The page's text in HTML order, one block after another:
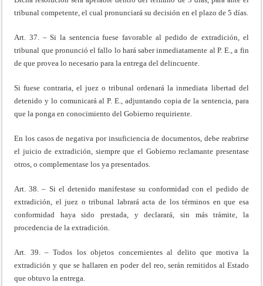
tribunal competente, el cual pronunciará su decisión en el plazo de 5 días.
Art. 37. – Si la sentencia fuese favorable al pedido de extradición, el
tribunal que pronunció el fallo lo hará saber inmediatamente al P. E., a fin
de que provea lo necesario para la entrega del delincuente.
Si fuese contraria, el juez o tribunal ordenará la inmediata libertad del
detenido y lo comunicará al P. E., adjuntando copia de la sentencia, para
que la ponga en conocimiento del Gobierno requiriente.
En los casos de negativa por insuficiencia de documentos, debe reabrirse
el juicio de extradición, siempre que el Gobierno reclamante presentase
otros, o complementase los ya presentados.
Art. 38. – Si el detenido manifestase su conformidad con el pedido de
extradición, el juez o tribunal labrará acta de los términos en que esa
conformidad haya sido prestada, y declarará, sin más trámite, la
procedencia de la extradición.
Art. 39. – Todos los objetos concernientes al delito que motiva la
extradición y que se hallaren en poder del reo, serán remitidos al Estado
que obtuvo la entrega.